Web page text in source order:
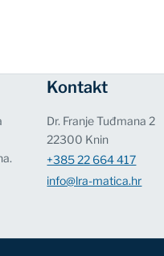
Kontakt
Dr. Franje Tuđmana 2
22300 Knin
+385 22 664 417
info@lra-matica.hr